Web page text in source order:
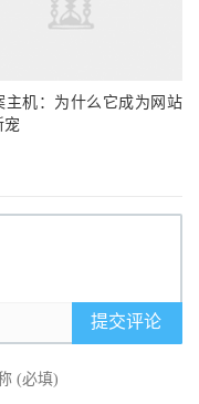
主机：为什么它成为网站
宠
提交评论
(必填)